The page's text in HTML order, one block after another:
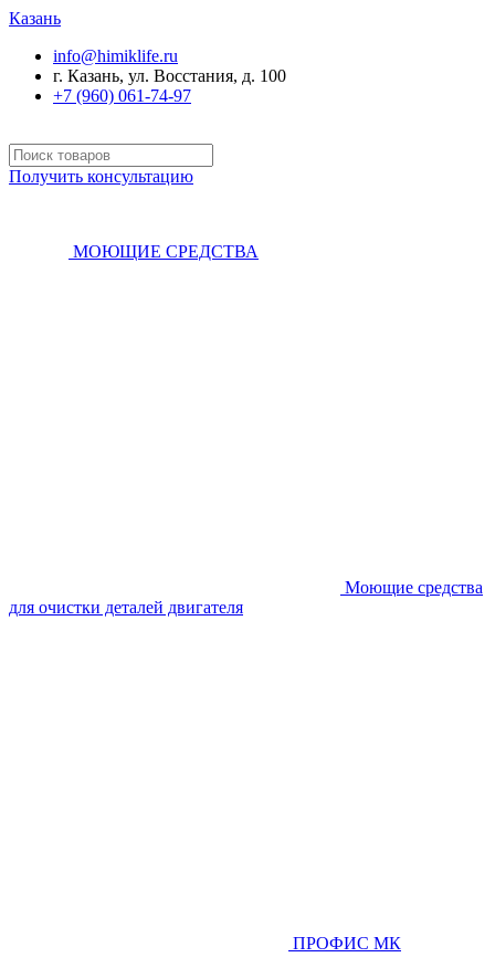
Казань
info@himiklife.ru
г. Казань, ул. Восстания, д. 100
+7 (960) 061-74-97
Получить консультацию
МОЮЩИЕ СРЕДСТВА
Моющие средства
для очистки деталей двигателя
ПРОФИС МК